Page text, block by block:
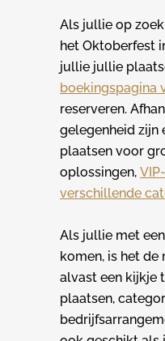
Als jullie op
het Oktoberfest
jullie jullie
boekingspagina
reserveren.
gelegenheid zijn
plaatsen voor
oplossingen,
verschillende
Als jullie met
komen, is het
alvast een kijkje
plaatsen,